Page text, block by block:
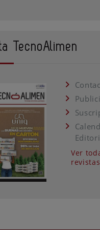
TecnoAlimen
Ver
revistas